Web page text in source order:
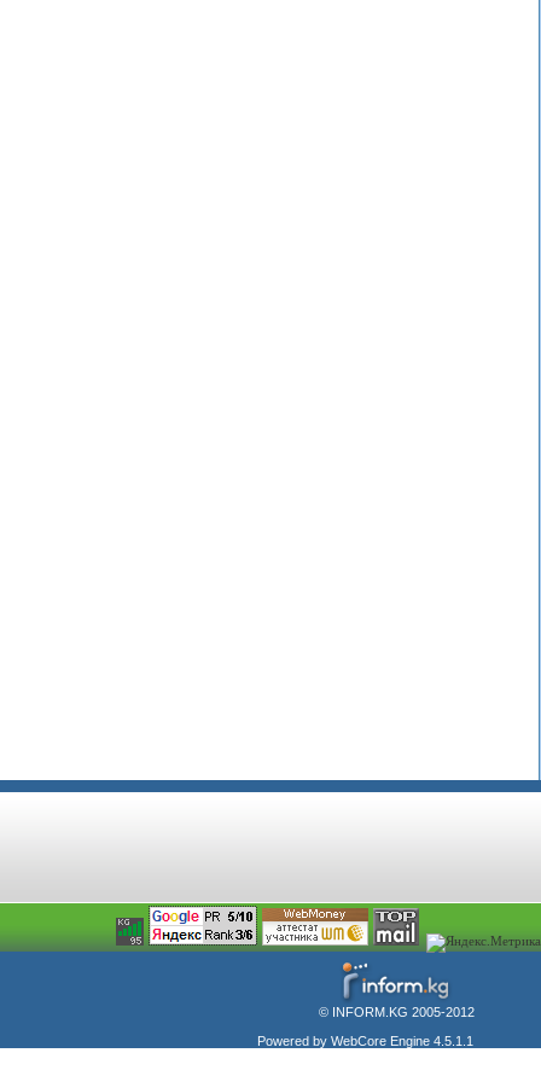
© INFORM.KG 2005-2012
Powered by WebCore Engine 4.5.1.1